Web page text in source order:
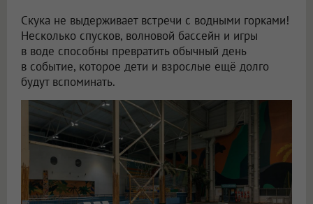
Скука не выдерживает встречи с водными горками!
Несколько спусков, волновой бассейн и игры
в воде способны превратить обычный день
в событие, которое дети и взрослые ещё долго
будут вспоминать.